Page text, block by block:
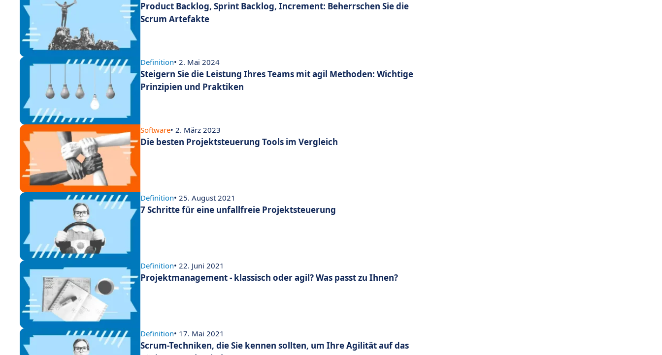
Product Backlog, Sprint Backlog, Increment: Beherrschen Sie die
Scrum Artefakte
Definition• 2. Mai 2024
Steigern Sie die Leistung Ihres Teams mit agil Methoden: Wichtige
Prinzipien und Praktiken
Software• 2. März 2023
Die besten Projektsteuerung Tools im Vergleich
Definition• 25. August 2021
7 Schritte für eine unfallfreie Projektsteuerung
Definition• 22. Juni 2021
Projektmanagement - klassisch oder agil? Was passt zu Ihnen?
Definition• 17. Mai 2021
Scrum-Techniken, die Sie kennen sollten, um Ihre Agilität auf das